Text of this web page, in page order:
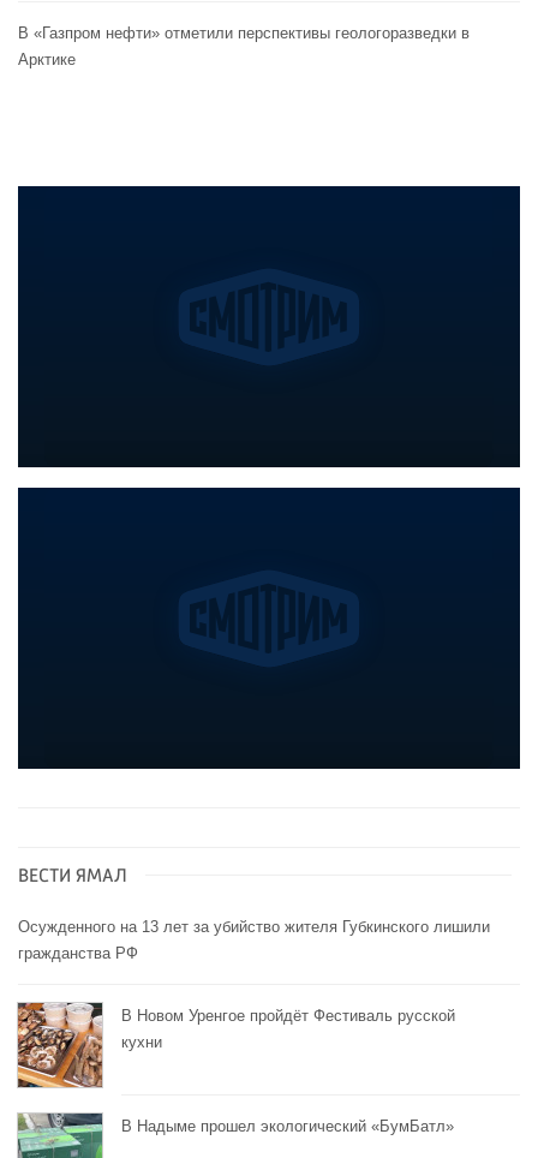
В «Газпром нефти» отметили перспективы геологоразведки в
Арктике
ВЕСТИ ЯМАЛ
Осужденного на 13 лет за убийство жителя Губкинского лишили
гражданства РФ
В Новом Уренгое пройдёт Фестиваль русской
кухни
В Надыме прошел экологический «БумБатл»